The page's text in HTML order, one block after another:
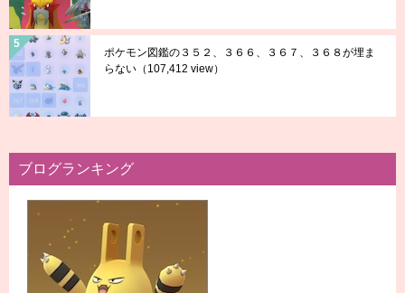
ポケモン図鑑の３５２、３６６、３６７、３６８が埋ま
らない （107,412 view）
ブログランキング